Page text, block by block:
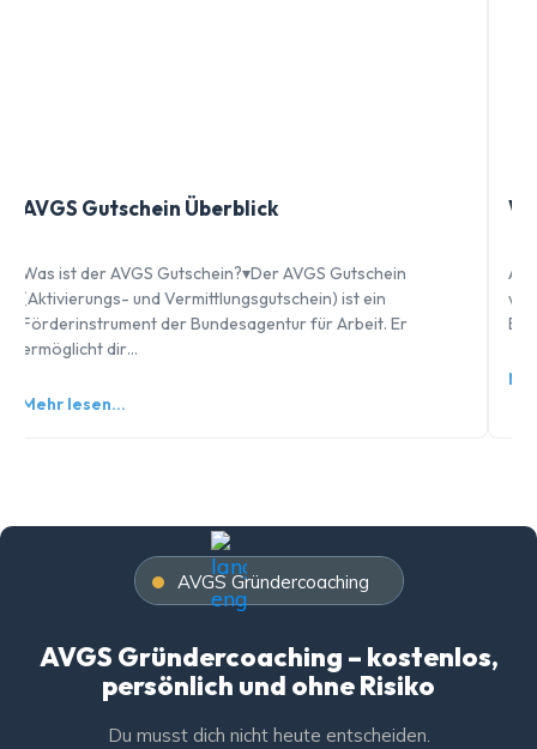
AVGS Gutschein Überblick
Was ist der AVGS Gutschein?▾Der AVGS Gutschein
(Aktivierungs- und Vermittlungsgutschein) ist ein
Förderinstrument der Bundesagentur für Arbeit. Er
ermöglicht dir…
Mehr lesen…
AVGS Gründercoaching
AVGS Gründercoaching – kostenlos,
persönlich und ohne Risiko
Du musst dich nicht heute entscheiden.